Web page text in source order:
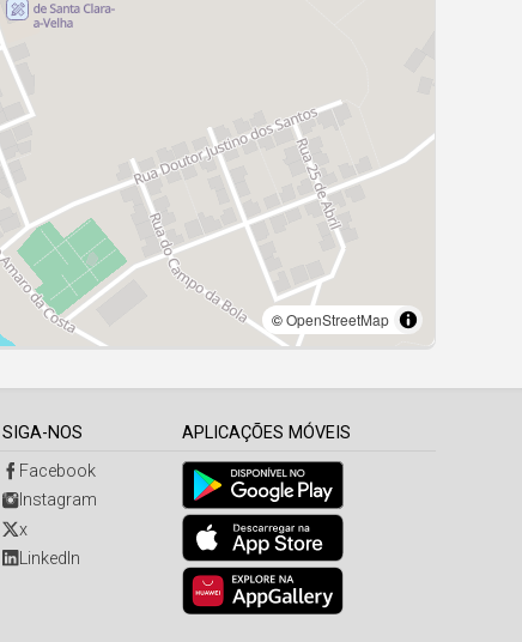
SIGA-NOS
Facebook
Instagram
x
LinkedIn
APLICAÇÕES MÓVEIS